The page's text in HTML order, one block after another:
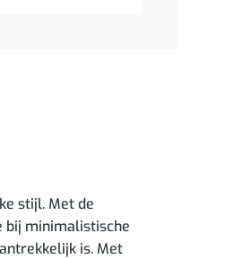
stijl. Met de
bij minimalistische
is. Met